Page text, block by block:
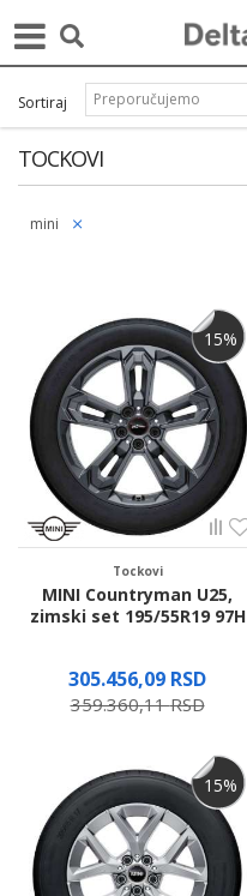
TOCKOVI
Sortiraj
mini
15%
Tockovi
MINI Countryman U25,
zimski set 195/55R19 97H
305.456,09 RSD
359.360,11RSD
15%